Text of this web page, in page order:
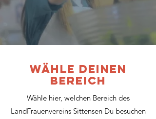
Wähle Deinen
Bereich
Wähle hier, welchen Bereich des
LandFrauenvereins Sittensen Du besuchen